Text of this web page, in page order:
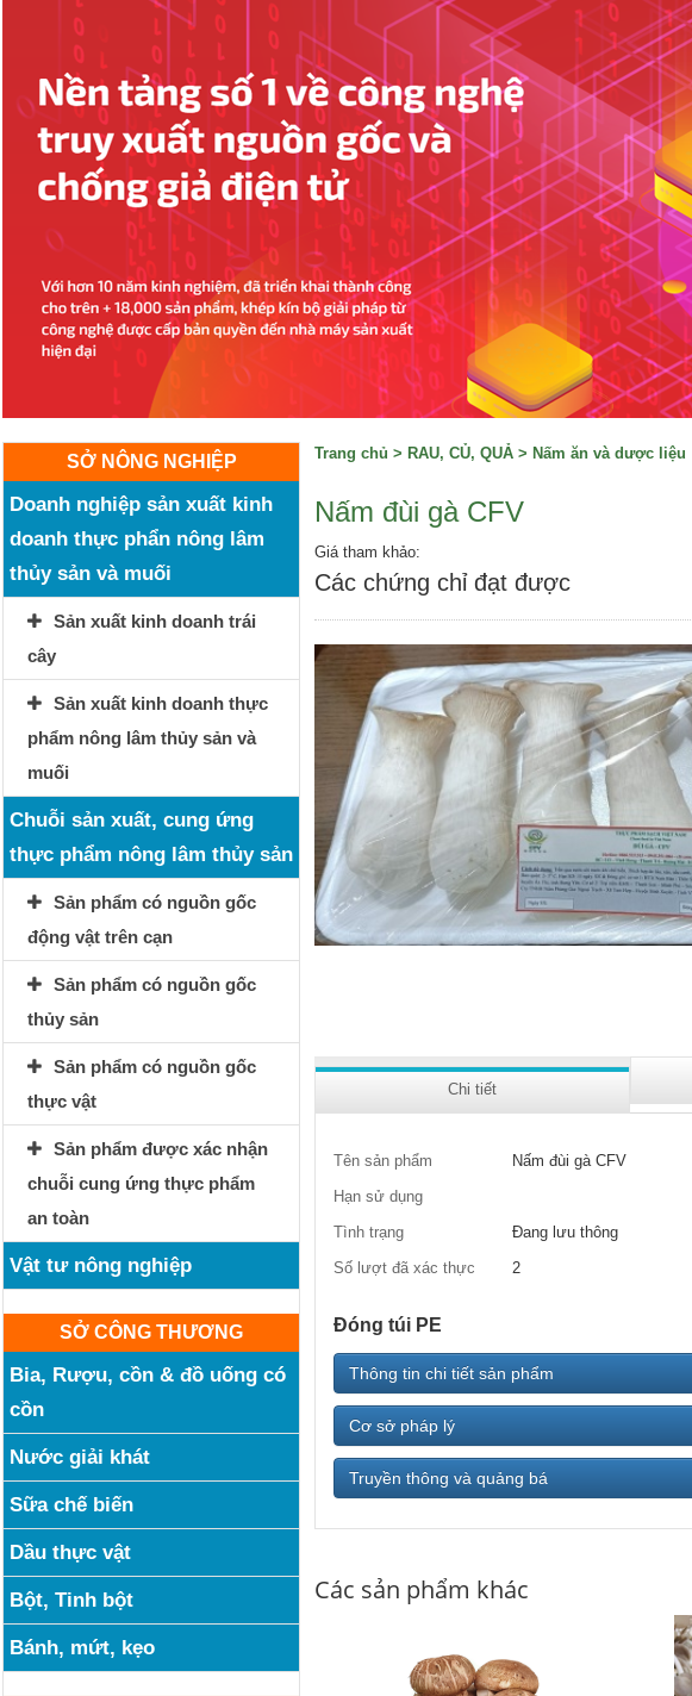
SỞ NÔNG NGHIỆP
Doanh nghiệp sản xuất kinh
doanh thực phẩn nông lâm
thủy sản và muối
Sản xuất kinh doanh trái
cây
Sản xuất kinh doanh thực
phẩm nông lâm thủy sản và
muối
Chuỗi sản xuất, cung ứng
thực phẩm nông lâm thủy sản
Sản phẩm có nguồn gốc
động vật trên cạn
Sản phẩm có nguồn gốc
thủy sản
Sản phẩm có nguồn gốc
thực vật
Sản phẩm được xác nhận
chuỗi cung ứng thực phẩm
an toàn
Vật tư nông nghiệp
SỞ CÔNG THƯƠNG
Bia, Rượu, cồn & đồ uống có
cồn
Nước giải khát
Sữa chế biến
Dầu thực vật
Bột, Tinh bột
Bánh, mứt, kẹo
Trang chủ > RAU, CỦ, QUẢ > Nấm ăn và dược liệu
Nấm đùi gà CFV
Giá tham khảo:
Các chứng chỉ đạt được
Chi tiết
Tên sản phẩm
Nấm đùi gà CFV
Hạn sử dụng
Tình trạng
Đang lưu thông
Số lượt đã xác thực
2
Đóng túi PE
Thông tin chi tiết sản phẩm
Cơ sở pháp lý
Truyền thông và quảng bá
Các sản phẩm khác